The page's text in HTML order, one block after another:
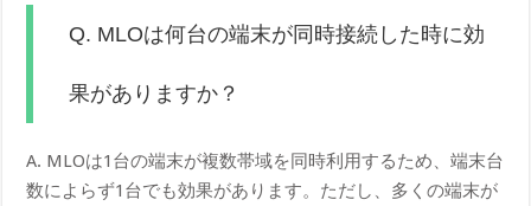
Q. MLOは何台の端末が同時接続した時に効
果がありますか？
A. MLOは1台の端末が複数帯域を同時利用するため、端末台
数によらず1台でも効果があります。ただし、多くの端末が